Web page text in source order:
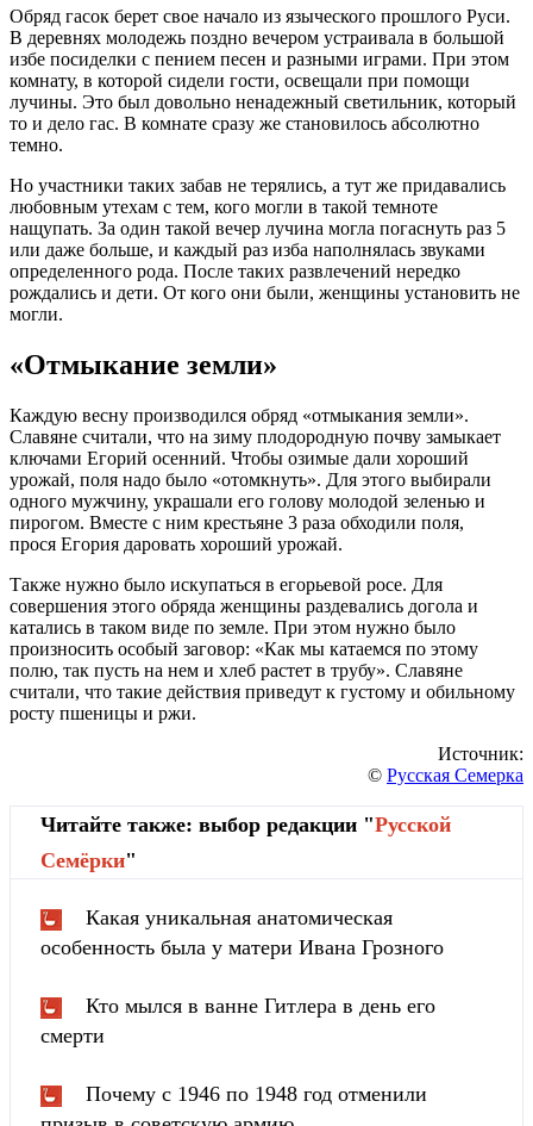
Обряд гасок берет свое начало из языческого прошлого Руси.
В деревнях молодежь поздно вечером устраивала в большой
избе посиделки с пением песен и разными играми. При этом
комнату, в которой сидели гости, освещали при помощи
лучины. Это был довольно ненадежный светильник, который
то и дело гас. В комнате сразу же становилось абсолютно
темно.
Но участники таких забав не терялись, а тут же придавались
любовным утехам с тем, кого могли в такой темноте
нащупать. За один такой вечер лучина могла погаснуть раз 5
или даже больше, и каждый раз изба наполнялась звуками
определенного рода. После таких развлечений нередко
рождались и дети. От кого они были, женщины установить не
могли.
«Отмыкание земли»
Каждую весну производился обряд «отмыкания земли».
Славяне считали, что на зиму плодородную почву замыкает
ключами Егорий осенний. Чтобы озимые дали хороший
урожай, поля надо было «отомкнуть». Для этого выбирали
одного мужчину, украшали его голову молодой зеленью и
пирогом. Вместе с ним крестьяне 3 раза обходили поля,
прося Егория даровать хороший урожай.
Также нужно было искупаться в егорьевой росе. Для
совершения этого обряда женщины раздевались догола и
катались в таком виде по земле. При этом нужно было
произносить особый заговор: «Как мы катаемся по этому
полю, так пусть на нем и хлеб растет в трубу». Славяне
считали, что такие действия приведут к густому и обильному
росту пшеницы и ржи.
Источник:
© Русская Семерка
Читайте также: выбор редакции "Русской
Cемёрки"
Какая уникальная анатомическая
особенность была у матери Ивана Грозного
Кто мылся в ванне Гитлера в день его
смерти
Почему с 1946 по 1948 год отменили